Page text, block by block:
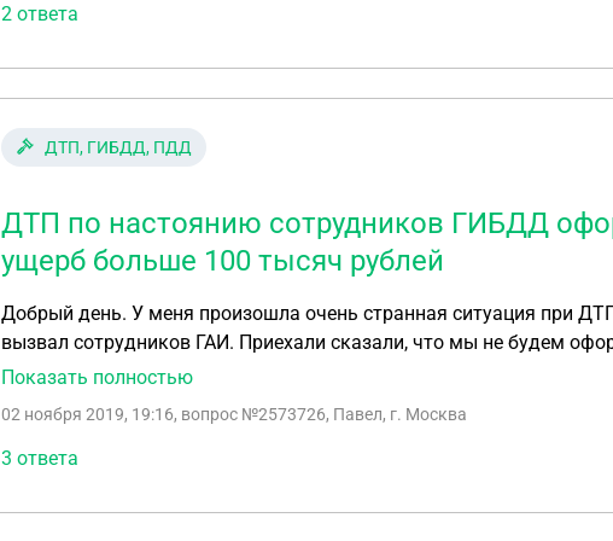
2 ответа
ДТП, ГИБДД, ПДД
ДТП по настоянию сотрудников ГИБДД
ущерб больше 100 тысяч рублей
Добрый день. У меня произошла очень странная ситуация при
вызвал сотрудников ГАИ. Приехали сказали, что мы не будем
Москве до 400 т.р. по европротоколу. Я начал гуглить и выяснил,
именно в этот день и наследующий не работало. Я опять звоню в
оформления дтп сотрудниками. Через два часа опять приезжает
длилась около 7 часов. Сотрудник сказал, что если эксперт
Показать полностью
02 ноября 2019, 19:16, вопрос №2573726, Павел, г. Москва
3 ответа